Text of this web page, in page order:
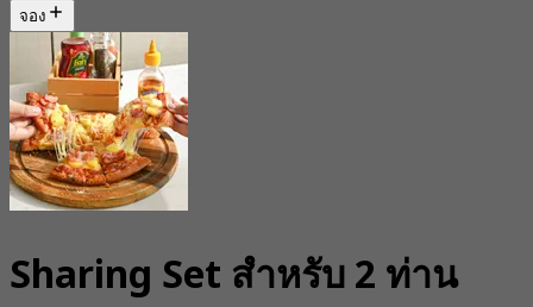
จอง
Sharing Set สำหรับ 2 ท่าน